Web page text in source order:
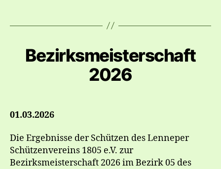
Bezirksmeisterschaft
2026
01.03.2026
Die Ergebnisse der Schützen des Lenneper
Schützenvereins 1805 e.V. zur
Bezirksmeisterschaft 2026 im Bezirk 05 des